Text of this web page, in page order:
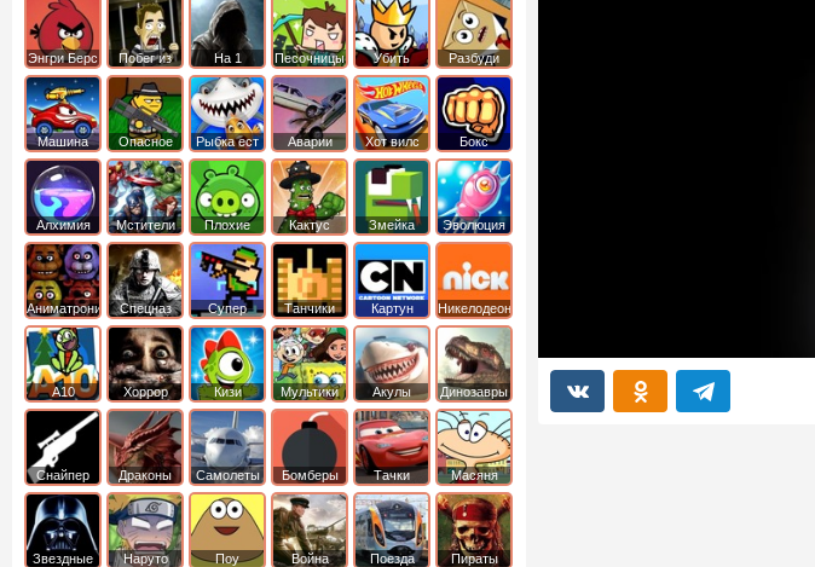
Энгри Берс
Побег из
тюрьмы
На 1 Песочницы
Убить
короля
Разбуди
коробку
Машина
ест
машину
Опасное
оружие
Рыбка ест
рыбку
Аварии
машин
Хот вилс Бокс
Алхимия Мстители
Плохие
свинки
Кактус
маккой
Змейка Эволюция
Аниматроники Спецназ
Супер
бойцы
Танчики
Картун
нетворк
Никелодеон
А10 Хоррор Кизи Мультики Акулы Динозавры
Снайпер Драконы Самолеты Бомберы Тачки Масяня
Звездные
Наруто Поу Война Поезда
Пираты